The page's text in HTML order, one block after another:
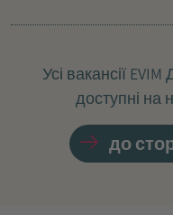
Усі вакансії
доступні на
до